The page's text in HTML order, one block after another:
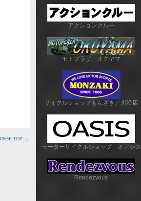
PAGE TOP
アクションクルー
モトプラザ　オクヤマ
サイクルショップもんざき／川沿店
モーターサイクルショップ　オアシス
Rendezvous